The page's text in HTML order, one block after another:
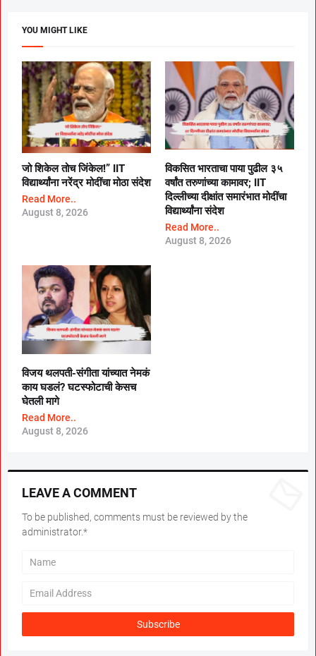
YOU MIGHT LIKE
जो शिकेल तोच जिंकेल!” IIT
विद्यार्थ्यांना नरेंद्र मोदींचा मोठा संदेश
Read More..
August 8, 2026
विकसित भारताचा पाया पुढील ३५
वर्षांत तरुणांच्या कामावर; IIT
दिल्लीच्या दीक्षांत समारंभात मोदींचा
विद्यार्थ्यांना संदेश
Read More..
August 8, 2026
विजय थलपती-संगीता यांच्यात नेमकं
काय घडलं? घटस्फोटाची केसच
घेतली मागे
Read More..
August 8, 2026
LEAVE A COMMENT
To be published, comments must be reviewed by the
administrator.*